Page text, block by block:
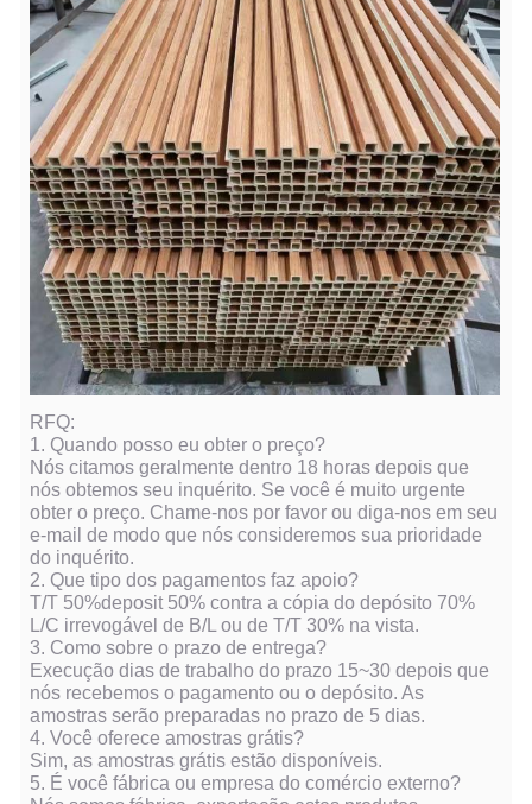
RFQ:
1. Quando posso eu obter o preço?
Nós citamos geralmente dentro 18 horas depois que
nós obtemos seu inquérito. Se você é muito urgente
obter o preço. Chame-nos por favor ou diga-nos em seu
e-mail de modo que nós consideremos sua prioridade
do inquérito.
2. Que tipo dos pagamentos faz apoio?
T/T 50%deposit 50% contra a cópia do depósito 70%
L/C irrevogável de B/L ou de T/T 30% na vista.
3. Como sobre o prazo de entrega?
Execução dias de trabalho do prazo 15~30 depois que
nós recebemos o pagamento ou o depósito. As
amostras serão preparadas no prazo de 5 dias.
4. Você oferece amostras grátis?
Sim, as amostras grátis estão disponíveis.
5. É você fábrica ou empresa do comércio externo?